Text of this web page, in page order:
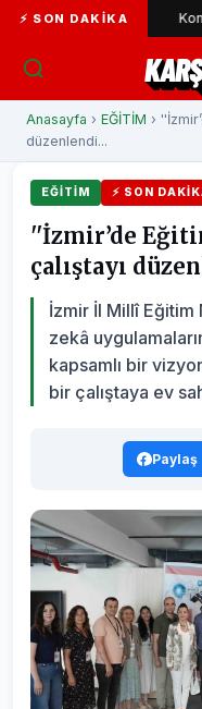
⚡ SON DAKIKAKonak’a yeni
Anasayfa › EĞİTİM ›
düzenlendi...
EĞİTİM ⚡ SON
''İzmir’de
çalıştayı
İzmir İl Millî
zekâ
kapsamlı bir
bir çalıştaya ev
Paylaş